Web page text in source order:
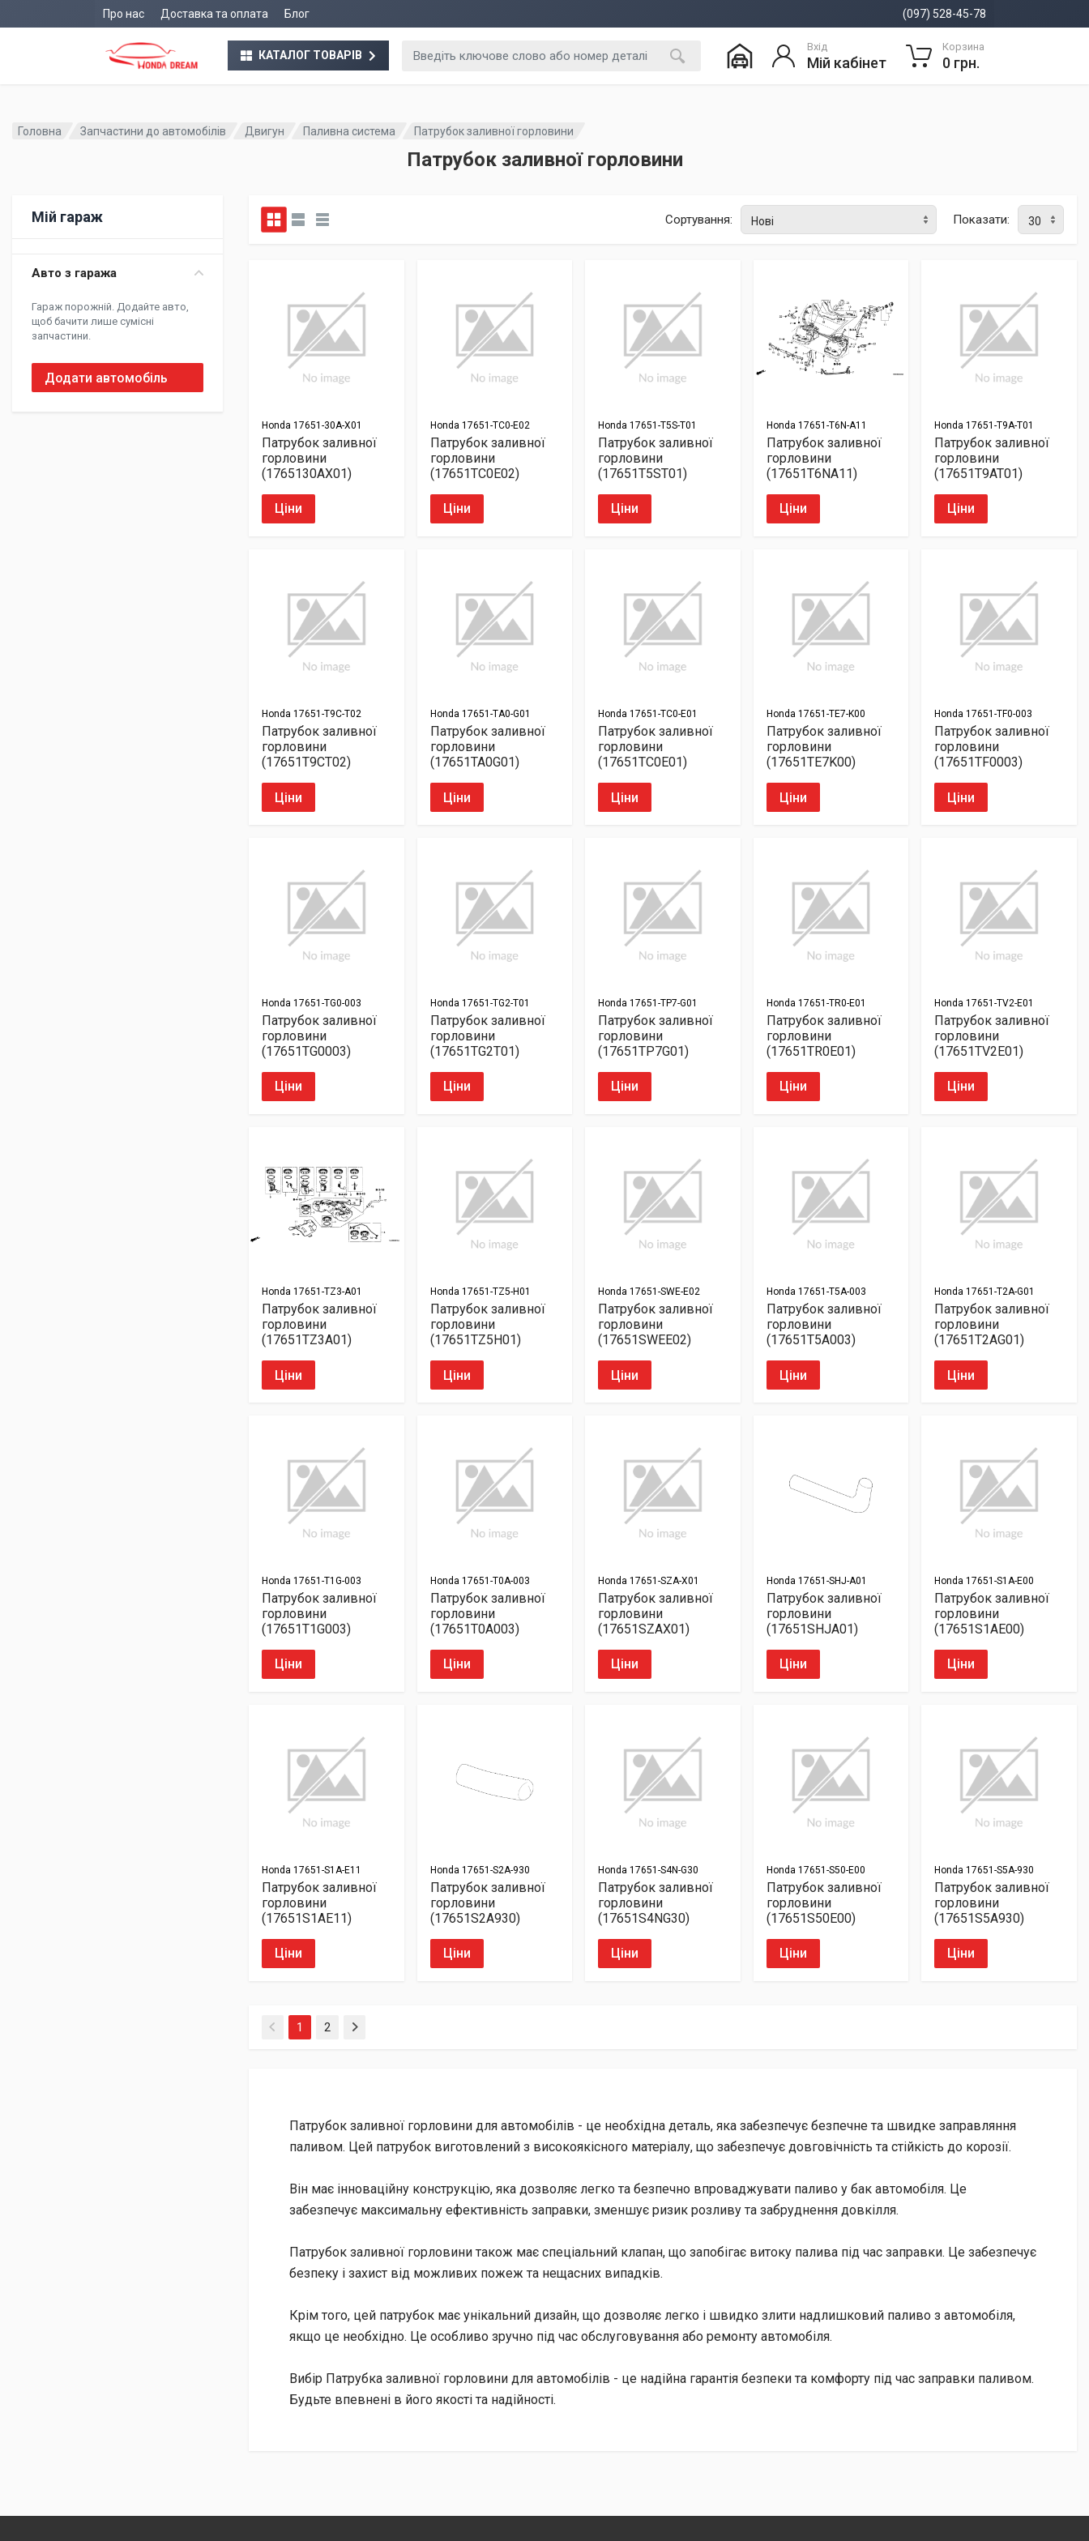
Про нас Доставка та оплата Блог (097) 528-45-78
КАТАЛОГ ТОВАРІВ
Вхід
Мій кабінет
Корзина
0 грн.
Головна Запчастини до автомобілів Двигун Паливна система Патрубок заливної горловини
Патрубок заливної горловини
Мій гараж
Авто з гаража
Гараж порожній. Додайте авто,
щоб бачити лише сумісні
запчастини.
Додати автомобіль
Сортування: Показати:
Honda 17651-30A-X01
Патрубок заливної
горловини
(1765130AX01)
Ціни
Honda 17651-TC0-E02
Патрубок заливної
горловини
(17651TC0E02)
Ціни
Honda 17651-T5S-T01
Патрубок заливної
горловини
(17651T5ST01)
Ціни
Honda 17651-T6N-A11
Патрубок заливної
горловини
(17651T6NA11)
Ціни
Honda 17651-T9A-T01
Патрубок заливної
горловини
(17651T9AT01)
Ціни
Honda 17651-T9C-T02
Патрубок заливної
горловини
(17651T9CT02)
Ціни
Honda 17651-TA0-G01
Патрубок заливної
горловини
(17651TA0G01)
Ціни
Honda 17651-TC0-E01
Патрубок заливної
горловини
(17651TC0E01)
Ціни
Honda 17651-TE7-K00
Патрубок заливної
горловини
(17651TE7K00)
Ціни
Honda 17651-TF0-003
Патрубок заливної
горловини
(17651TF0003)
Ціни
Honda 17651-TG0-003
Патрубок заливної
горловини
(17651TG0003)
Ціни
Honda 17651-TG2-T01
Патрубок заливної
горловини
(17651TG2T01)
Ціни
Honda 17651-TP7-G01
Патрубок заливної
горловини
(17651TP7G01)
Ціни
Honda 17651-TR0-E01
Патрубок заливної
горловини
(17651TR0E01)
Ціни
Honda 17651-TV2-E01
Патрубок заливної
горловини
(17651TV2E01)
Ціни
Honda 17651-TZ3-A01
Патрубок заливної
горловини
(17651TZ3A01)
Ціни
Honda 17651-TZ5-H01
Патрубок заливної
горловини
(17651TZ5H01)
Ціни
Honda 17651-SWE-E02
Патрубок заливної
горловини
(17651SWEE02)
Ціни
Honda 17651-T5A-003
Патрубок заливної
горловини
(17651T5A003)
Ціни
Honda 17651-T2A-G01
Патрубок заливної
горловини
(17651T2AG01)
Ціни
Honda 17651-T1G-003
Патрубок заливної
горловини
(17651T1G003)
Ціни
Honda 17651-T0A-003
Патрубок заливної
горловини
(17651T0A003)
Ціни
Honda 17651-SZA-X01
Патрубок заливної
горловини
(17651SZAX01)
Ціни
Honda 17651-SHJ-A01
Патрубок заливної
горловини
(17651SHJA01)
Ціни
Honda 17651-S1A-E00
Патрубок заливної
горловини
(17651S1AE00)
Ціни
Honda 17651-S1A-E11
Патрубок заливної
горловини
(17651S1AE11)
Ціни
Honda 17651-S2A-930
Патрубок заливної
горловини
(17651S2A930)
Ціни
Honda 17651-S4N-G30
Патрубок заливної
горловини
(17651S4NG30)
Ціни
Honda 17651-S50-E00
Патрубок заливної
горловини
(17651S50E00)
Ціни
Honda 17651-S5A-930
Патрубок заливної
горловини
(17651S5A930)
Ціни
1 (current)
2
Патрубок заливної горловини для автомобілів - це необхідна деталь, яка забезпечує безпечне та швидке заправляння
паливом. Цей патрубок виготовлений з високоякісного матеріалу, що забезпечує довговічність та стійкість до корозії.
Він має інноваційну конструкцію, яка дозволяє легко та безпечно впроваджувати паливо у бак автомобіля. Це
забезпечує максимальну ефективність заправки, зменшує ризик розливу та забруднення довкілля.
Патрубок заливної горловини також має спеціальний клапан, що запобігає витоку палива під час заправки. Це забезпечує
безпеку і захист від можливих пожеж та нещасних випадків.
Крім того, цей патрубок має унікальний дизайн, що дозволяє легко і швидко злити надлишковий паливо з автомобіля,
якщо це необхідно. Це особливо зручно під час обслуговування або ремонту автомобіля.
Вибір Патрубка заливної горловини для автомобілів - це надійна гарантія безпеки та комфорту під час заправки паливом.
Будьте впевнені в його якості та надійності.